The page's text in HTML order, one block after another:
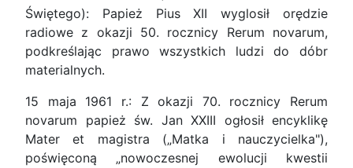
Świętego): Papież Pius XII wyglosił orędzie
radiowe z okazji 50. rocznicy Rerum novarum,
podkreślając prawo wszystkich ludzi do dóbr
materialnych.
15 maja 1961 r.: Z okazji 70. rocznicy Rerum
novarum papież św. Jan XXIII ogłosił encyklikę
Mater et magistra („Matka i nauczycielka"),
poświęconą „nowoczesnej ewolucji kwestii